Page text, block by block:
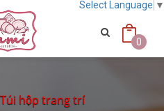
Select Language ▼
0
Túi hộp trang trí